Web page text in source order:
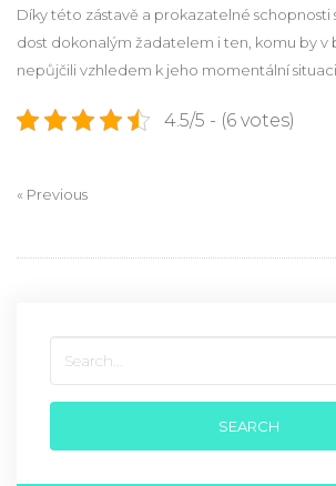
Díky této zástavě a prokazatelné schopnosti
dost dokonalým žadatelem i ten, komu by v
nepůjčili vzhledem k jeho momentální situaci.
4.5/5 - (6 votes)
« Previous